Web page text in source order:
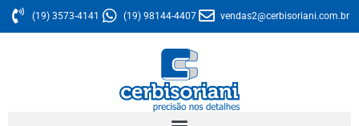
(19) 3573-4141 (19) 98144-4407 vendas2@cerbisoriani.com.br